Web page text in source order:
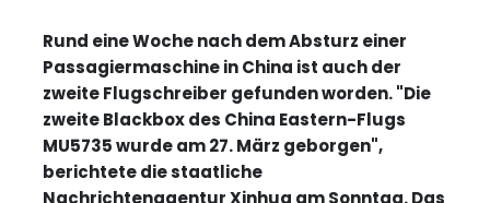
Rund eine Woche nach dem Absturz einer
Passagiermaschine in China ist auch der
zweite Flugschreiber gefunden worden. "Die
zweite Blackbox des China Eastern-Flugs
MU5735 wurde am 27. März geborgen",
berichtete die staatliche
Nachrichtenagentur Xinhua am Sonntag. Das